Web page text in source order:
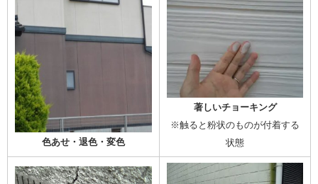
色あせ・退色・変色
著しいチョーキング
※触ると粉状のものが付着する
状態